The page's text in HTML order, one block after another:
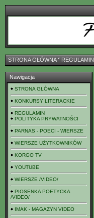
STRONA GŁÓWNAˇ REGULAMIN
Nawigacja
STRONA GŁÓWNA
KONKURSY LITERACKIE
REGULAMIN
POLITYKA PRYWATNOŚCI
PARNAS - POECI - WIERSZE
WIERSZE UŻYTKOWNIKÓW
KORGO TV
YOUTUBE
WIERSZE /VIDEO/
PIOSENKA POETYCKA
/VIDEO/
IMAK - MAGAZYN VIDEO